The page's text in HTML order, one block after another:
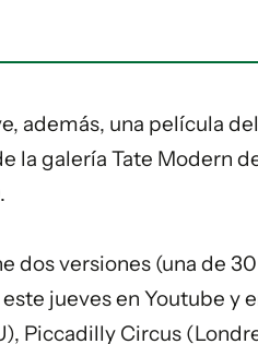
además, una película
la galería Tate Modern
dos versiones (una de
jueves en Youtube y
Piccadilly Circus